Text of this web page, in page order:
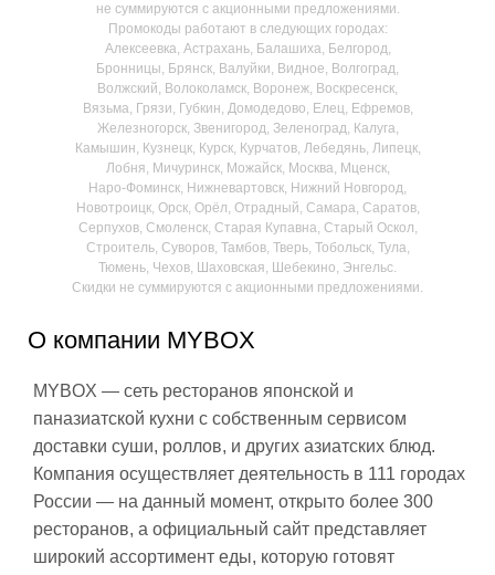
не суммируются с акционными предложениями.
Промокоды работают в следующих городах:
Алексеевка, Астрахань, Балашиха, Белгород,
Бронницы, Брянск, Валуйки, Видное, Волгоград,
Волжский, Волоколамск, Воронеж, Воскресенск,
Вязьма, Грязи, Губкин, Домодедово, Елец, Ефремов,
Железногорск, Звенигород, Зеленоград, Калуга,
Камышин, Кузнецк, Курск, Курчатов, Лебедянь, Липецк,
Лобня, Мичуринск, Можайск, Москва, Мценск,
Наро‑Фоминск, Нижневартовск, Нижний Новгород,
Новотроицк, Орск, Орёл, Отрадный, Самара, Саратов,
Серпухов, Смоленск, Старая Купавна, Старый Оскол,
Строитель, Суворов, Тамбов, Тверь, Тобольск, Тула,
Тюмень, Чехов, Шаховская, Шебекино, Энгельс.
Скидки не суммируются с акционными предложениями.
О компании MYBOX
MYBOX — сеть ресторанов японской и
паназиатской кухни с собственным сервисом
доставки суши, роллов, и других азиатских блюд.
Компания осуществляет деятельность в 111 городах
России — на данный момент, открыто более 300
ресторанов, а официальный сайт представляет
широкий ассортимент еды, которую готовят